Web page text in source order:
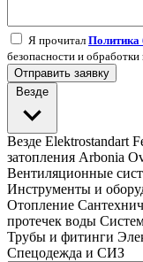
Я прочитал Политика
безопасности и
Отправить заявку
Везде
Везде Elektrostandart
затопления Arbonia
Вентиляционные
Инструменты и
Отопление
протечек воды
Трубы и фитинги
Спецодежда и СИЗ